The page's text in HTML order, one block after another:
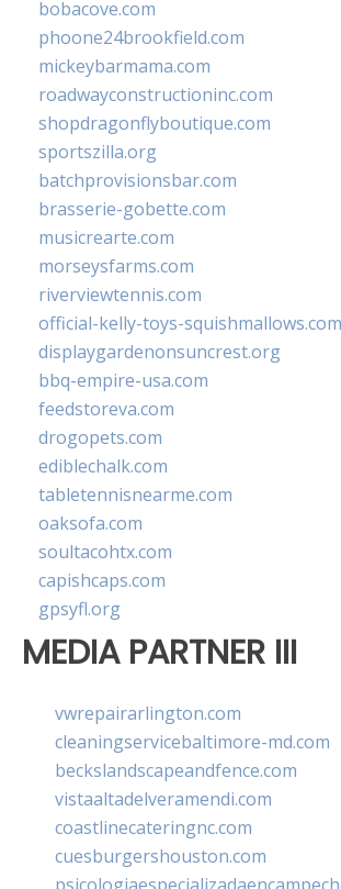
bobacove.com
phoone24brookfield.com
mickeybarmama.com
roadwayconstructioninc.com
shopdragonflyboutique.com
sportszilla.org
batchprovisionsbar.com
brasserie-gobette.com
musicrearte.com
morseysfarms.com
riverviewtennis.com
official-kelly-toys-squishmallows.com
displaygardenonsuncrest.org
bbq-empire-usa.com
feedstoreva.com
drogopets.com
ediblechalk.com
tabletennisnearme.com
oaksofa.com
soultacohtx.com
capishcaps.com
gpsyfl.org
MEDIA PARTNER III
vwrepairarlington.com
cleaningservicebaltimore-md.com
beckslandscapeandfence.com
vistaaltadelveramendi.com
coastlinecateringnc.com
cuesburgershouston.com